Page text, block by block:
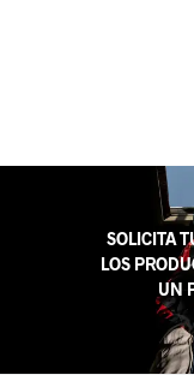
SOLICITA
LOS
UN